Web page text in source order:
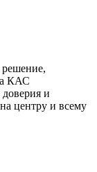
КАС
и
центру и всему